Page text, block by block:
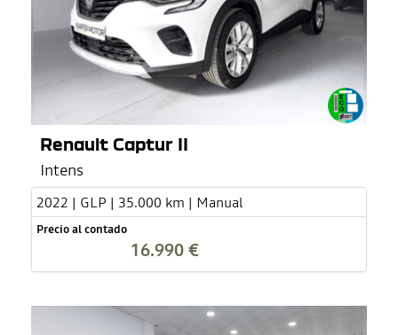
Renault Captur II
Intens
2022 | GLP | 35.000 km | Manual
Precio al contado
16.990 €